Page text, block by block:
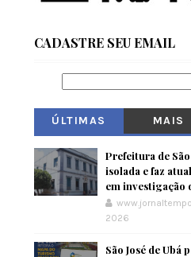
CADASTRE SEU EMAIL
ÚLTIMAS
MAIS
Prefeitura de
isolada e faz
em investigação
2026
São José de Ubá